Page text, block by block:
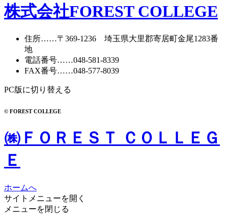
株式会社FOREST COLLEGE
住所……〒369-1236 埼玉県大里郡寄居町金尾1283番
地
電話番号……048-581-8339
FAX番号……048-577-8039
PC版に切り替える
© FOREST COLLEGE
㈱ＦＯＲＥＳＴ ＣＯＬＬＥＧ
Ｅ
ホームへ
サイトメニューを開く
メニューを閉じる